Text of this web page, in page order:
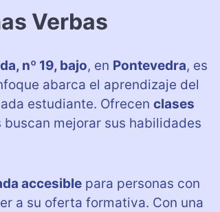
Verbas
nº 19, bajo, en Pontevedra, es
abarca el aprendizaje del
estudiante. Ofrecen clases
mejorar sus habilidades
accesible para personas con
a su oferta formativa. Con una